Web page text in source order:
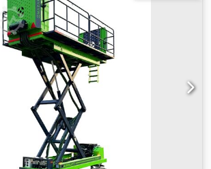
Siparişe özel üretim – tüm marka ve
mümkündür. EXW Ankara, Türkiye.